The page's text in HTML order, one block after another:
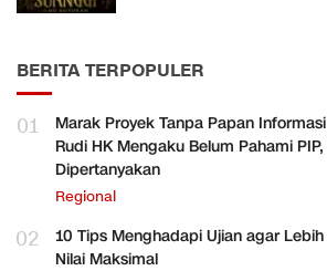
BERITA TERPOPULER
01
Marak Proyek Tanpa Papan
Rudi HK Mengaku Belum Pahami
Dipertanyakan
Regional
02
10 Tips Menghadapi Ujian agar
Nilai Maksimal